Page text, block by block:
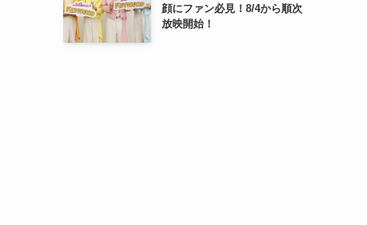
顔にファン必見！8/4から順次
放映開始！